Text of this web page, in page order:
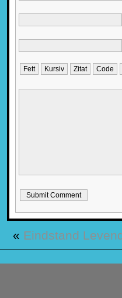
« Eindstand